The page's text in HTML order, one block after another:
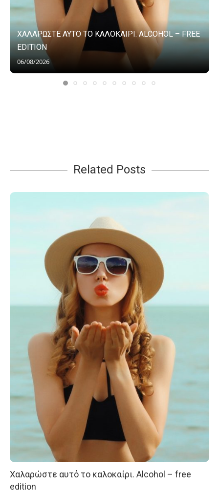
ΧΑΛΑΡΩΣΤΕ ΑΥΤΟ ΤΟ ΚΑΛΟΚΑΙΡΙ. ALCOHOL – FREE
EDITION
06/08/2026
Related Posts
Χαλαρώστε αυτό το καλοκαίρι. Alcohol – free
edition